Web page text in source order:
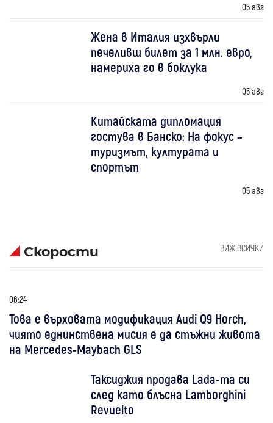
05 авг
Жена в Италия изхвърли
печеливш билет за 1 млн. евро,
намериха го в боклука
05 авг
Китайската дипломация
гостува в Банско: На фокус –
туризмът, културата и
спортът
05 авг
Скорости ВИЖ ВСИЧКИ
06:24
Това е върховата модификация Audi Q9 Horch,
чиято еднинствена мисия е да стъжни живота
на Mercedes-Maybach GLS
Таксиджия продава Lada-та си
след като блъсна Lamborghini
Revuelto